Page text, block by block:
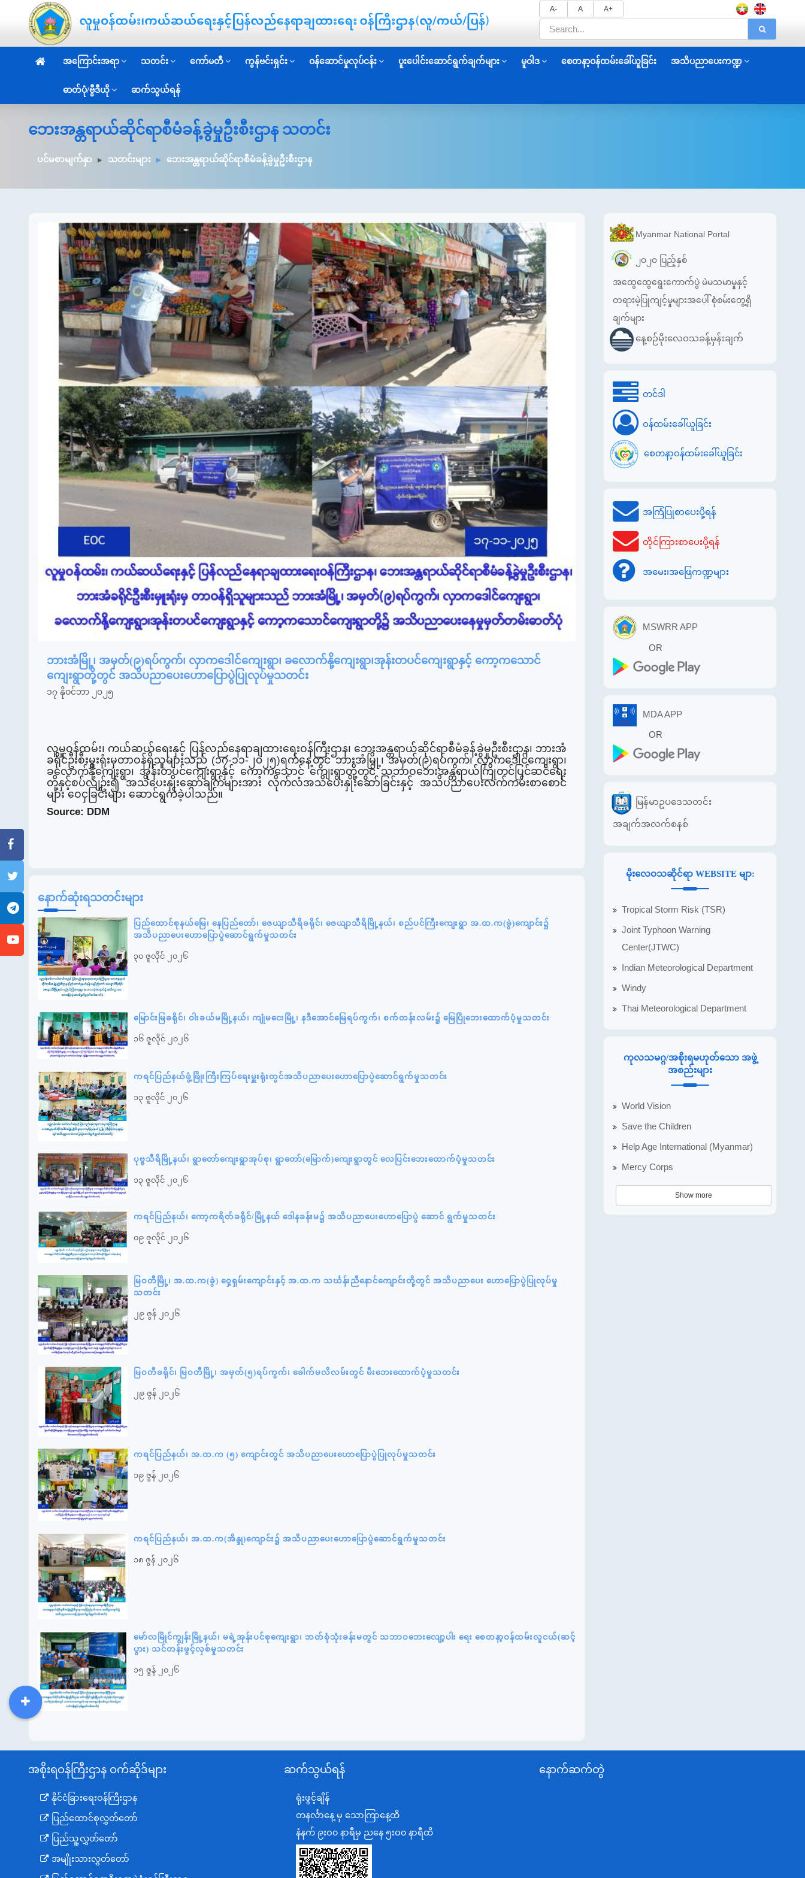
A- A A+
အကြောင်းအရာ သတင်း ကော်မတီ ကွန်ဗင်းရှင်း ဝန်ဆောင်မှုလုပ်ငန်း ပူးပေါင်းဆောင်ရွက်ချက်များ မူဝါဒ စေတနာ့ဝန်ထမ်းခေါ်ယူခြင်း အသိပညာပေးကဏ္ဍ
ဓာတ်ပုံ/ဗွီဒီယို ဆက်သွယ်ရန်
ဘေးအန္တရာယ်ဆိုင်ရာစီမံခန့်ခွဲမှုဦးစီးဌာန သတင်း
ပင်မစာမျက်နှာ သတင်းများ ဘေးအန္တရာယ်ဆိုင်ရာစီမံခန့်ခွဲမှုဦးစီးဌာန
ဘားအံမြို့၊ အမှတ်(၉)ရပ်ကွက်၊ လှာကဒေါင်ကျေးရွာ၊ ခ​လောက်နို့ကျေးရွာ၊အုန်းတပင်ကျေးရွာနှင့် ကော့ကသောင်
ကျေးရွာတို့တွင် အသိပညာပေးဟောပြောပွဲပြုလုပ်မှုသတင်း
၁၇ နိုဝင်ဘာ ၂၀၂၅
လူမှုဝန်ထမ်း၊ ကယ်ဆယ်ရေးနှင့် ပြန်လည်နေရာချထားရေးဝန်ကြီးဌာန၊ ဘေးအန္တရာယ်ဆိုင်ရာစီမံခန့်ခွဲမှုဦးစီးဌာန၊ ဘားအံ
ခရိုင်ဦးစီးမှူးရုံးမှတာဝန်ရှိသူများသည် (၁၇-၁၁- ၂၀၂၅)ရက်နေ့တွင် ဘားအံမြို့၊ အမှတ်(၉)ရပ်ကွက်၊ လှာကဒေါင်ကျေးရွာ၊
ခ​လောက်နို့ကျေးရွာ၊ အုန်းတပင်ကျေးရွာနှင့် ကော့ကသောင် ကျေးရွာတို့တွင် သဘာဝဘေးအန္တရာယ်ကြိုတင်ပြင်ဆင်ရေး
တို့နှင့်စပ်လျဥ်း၍ အသိပေးနှိုးဆော်ချက်များအား လိုက်လံအသိပေးနှိုးဆော်ခြင်းနှင့် အသိပညာပေးလက်ကမ်းစာစောင်
များ ဝေငှခြင်းများ ဆောင်ရွက်ခဲ့ပါသည်။
Source: DDM
နောက်ဆုံးရသတင်းများ
ပြည်ထောင်စုနယ်မြေ၊ နေပြည်တော်၊ ဇေယျာသီရိခရိုင်၊ ဇေယျာသီရိမြို့နယ်၊ စည်ပင်ကြီးကျေးရွာ အ.ထ.က(ခွဲ)ကျောင်း၌
အသိပညာပေးဟောပြောပွဲဆောင်ရွက်မှုသတင်း
၃၀ ဇူလိုင် ၂၀၂၆
မြောင်းမြခရိုင်၊ ဝါးခယ်မမြို့နယ်၊ ကျုံမငေးမြို့၊ နဒီအောင်မြေရပ်ကွက်၊ စက်တန်းလမ်း၌ မြေပြိုဘေးထောက်ပံ့မှုသတင်း
၁၆ ဇူလိုင် ၂၀၂၆
ကရင်ပြည်နယ်ဖွံ့ဖြိုးကြီးကြပ်ရေးမှူးရုံးတွင်အသိပညာပေးဟောပြောပွဲဆောင်ရွက်မှုသတင်း
၁၃ ဇူလိုင် ၂၀၂၆
ပုဗ္ဗသီရိမြို့နယ်၊ ရွာတော်ကျေးရွာအုပ်စု၊ ရွာတော်(မြောက်)ကျေးရွာတွင် လေပြင်းဘေးထောက်ပံ့မှုသတင်း
၁၃ ဇူလိုင် ၂၀၂၆
ကရင်ပြည်နယ်၊ ကော့ကရိတ်ခရိုင်/မြို့နယ် ဒေါနခန်းမ၌ အသိပညာပေးဟောပြောပွဲ ဆောင် ရွက်မှုသတင်း
၀၉ ဇူလိုင် ၂၀၂၆
မြဝတီမြို့၊ အ.ထ.က(ခွဲ) ဝှေ့ရှမ်းကျောင်းနှင့် အ.ထ.က သင်္ဃန်းညီနောင်ကျောင်းတို့တွင် အသိပညာပေး ဟောပြောပွဲပြုလုပ်မှု
သတင်း
၂၉ ဇွန် ၂၀၂၆
မြဝတီခရိုင်၊ မြဝတီမြို့၊ အမှတ်(၅)ရပ်ကွက်၊ ခေါက်မလိလမ်းတွင် မီးဘေးထောက်ပံ့မှုသတင်း
၂၉ ဇွန် ၂၀၂၆
ကရင်ပြည်နယ်၊ အ.ထ.က (၅) ကျောင်းတွင် အသိပညာပေးဟောပြောပွဲပြုလုပ်မှုသတင်း
၁၉ ဇွန် ၂၀၂၆
ကရင်ပြည်နယ်၊ အ.ထ.က(အိန္ဒု)ကျောင်း၌ အသိပညာပေးဟောပြောပွဲဆောင်ရွက်မှုသတင်း
၁၈ ဇွန် ၂၀၂၆
မော်လမြိုင်ကျွန်းမြို့နယ်၊ မရဲ့အုန်းပင်စုကျေးရွာ၊ ဘတ်စုံသုံးခန်းမတွင် သဘာဝဘေးလျော့ပါး ရေး စေတနာ့ဝန်ထမ်းလူငယ်(ဆင့်
ပွား) သင်တန်းဖွင့်လှစ်မှုသတင်း
၁၅ ဇွန် ၂၀၂၆
Myanmar National Portal
၂၀၂၀ ပြည့်နှစ်
အထွေထွေရွေးကောက်ပွဲ မဲမသမာမှုနှင့်
တရားမဲ့ပြုကျင့်မှုများအပေါ် စုံစမ်းတွေ့ရှိ
ချက်များ
နေ့စဉ်မိုးလေဝသခန့်မှန်းချက်
တင်ဒါ
ဝန်ထမ်းခေါ်ယူခြင်း
စေတနာ့ဝန်ထမ်းခေါ်ယူခြင်း
အကြံပြုစာပေးပို့ရန်
တိုင်ကြားစာပေးပို့ရန်
အမေး၊အဖြေကဏ္ဍများ
MSWRR APP
OR
MDA APP
OR
မြန်မာဥပဒေသတင်း
အချက်အလက်စနစ်
မိုးလေဝသဆိုင်ရာ WEBSITE မျာ:
Tropical Storm Risk (TSR)
Joint Typhoon Warning
Center(JTWC)
Indian Meteorological Department
Windy
Thai Meteorological Department
ကုလသမဂ္ဂ/အစိုးရမဟုတ်သော အဖွဲ့
အစည်းများ
World Vision
Save the Children
Help Age International (Myanmar)
Mercy Corps
Show more
အစိုးရဝန်ကြီးဌာန ဝက်ဆိုဒ်များ
နိုင်ငံခြားရေးဝန်ကြီးဌာန
ပြည်ထောင်စုလွှတ်တော်
ပြည်သူ့လွှတ်တော်
အမျိုးသားလွှတ်တော်
ဆက်သွယ်ရန်
ရုံးဖွင့်ချိန်
တနင်္လာနေ့ မှ သောကြာနေ့ထိ
နံနက် ၉းဝ၀ နာရီမှ ညနေ ၅းဝ၀ နာရီထိ
နောက်ဆက်တွဲ
DDM